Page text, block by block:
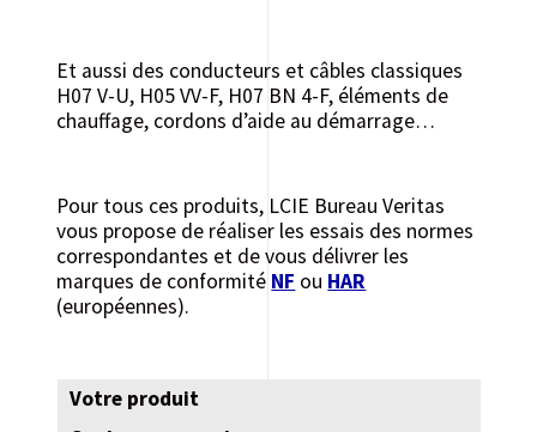
Et aussi des conducteurs et câbles classiques
H07 V-U, H05 VV-F, H07 BN 4-F, éléments de
chauffage, cordons d’aide au démarrage…
Pour tous ces produits, LCIE Bureau Veritas
vous propose de réaliser les essais des normes
correspondantes et de vous délivrer les
marques de conformité NF ou HAR
(européennes).
Votre produit